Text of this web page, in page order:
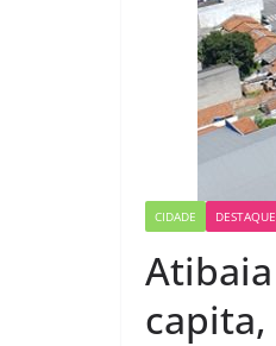
CIDADE DESTAQUE